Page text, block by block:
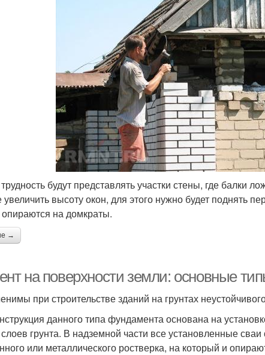
будут представлять участки стены, где балки
увеличить высоту окон, для этого нужно будет поднять
опираются на домкраты.
→
на поверхности земли: основные
при строительстве зданий на грунтах
данного типа фундамента основана на
грунта. В надземной части все установленные
или металлического ростверка, на который и